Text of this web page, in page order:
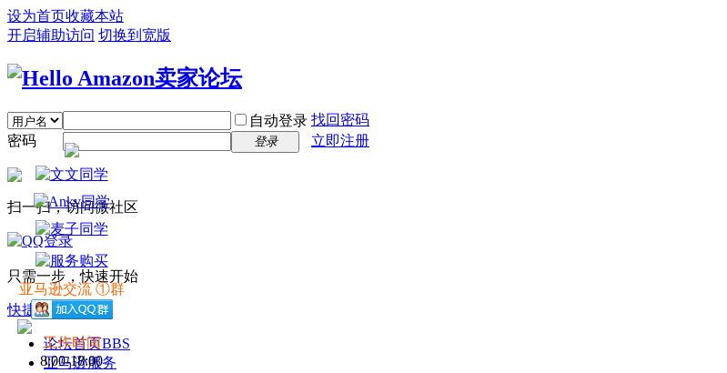
设为首页收藏本站
开启辅助访问 切换到宽版
自动登录 找回密码
密码
登录 立即注册
扫一扫，访问微社区
只需一步，快速开始
快捷导航
论坛首页BBS
亚马逊服务
亚马逊交流 ①群
工作时间
8:00-18:00